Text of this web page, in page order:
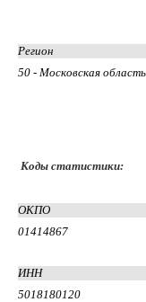
Регион
50 - Московская область
Коды статистики:
ОКПО
01414867
ИНН
5018180120